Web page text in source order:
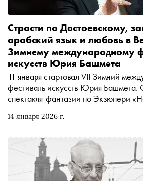
14 января 2026 г.
Страсти по Достоевскому,
арабский язык и любовь в
Зимнему международному
искусств Юрия Башмета
11 января стартовал VII Зимний
фестиваль искусств Юрия Башмета.
спектакля-фантазии по Экзюпери
Хабенский, интервью с которым украсило 112-й номер
события Фестиваля — спектакли по
концерты венецианской барочной
поэзии на запрещённом языке,
русской истории — и составили по